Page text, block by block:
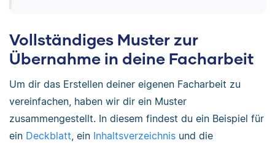
Vollständiges Muster zur
Übernahme in deine Facharbeit
Um dir das Erstellen deiner eigenen Facharbeit zu
vereinfachen, haben wir dir ein Muster
zusammengestellt. In diesem findest du ein Beispiel für
ein Deckblatt, ein Inhaltsverzeichnis und die